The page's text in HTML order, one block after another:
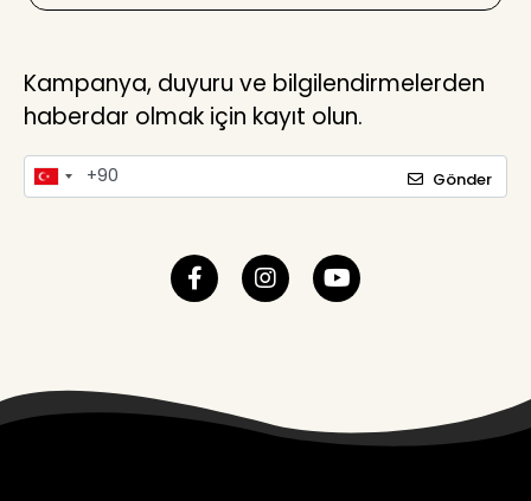
Kampanya, duyuru ve bilgilendirmelerden
haberdar olmak için kayıt olun.
Gönder